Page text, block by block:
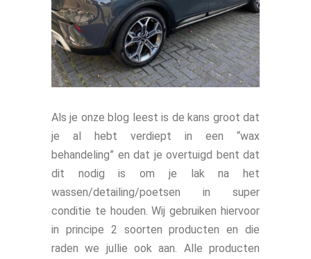
Als je onze blog leest is de kans groot dat
je al hebt verdiept in een “wax
behandeling” en dat je overtuigd bent dat
dit nodig is om je lak na het
wassen/detailing/poetsen in super
conditie te houden. Wij gebruiken hiervoor
in principe 2 soorten producten en die
raden we jullie ook aan. Alle producten